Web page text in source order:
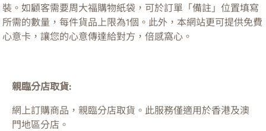
裝。如顧客需要周大福購物紙袋，可於訂單「備註」位置填寫
所需的數量，每件貨品上限為1個。此外，本網站更可提供免費
心意卡，讓您的心意傳達給對方，倍感窩心。
親臨分店取貨:
網上訂購商品，親臨分店取貨。此服務僅適用於香港及澳
門地區分店。